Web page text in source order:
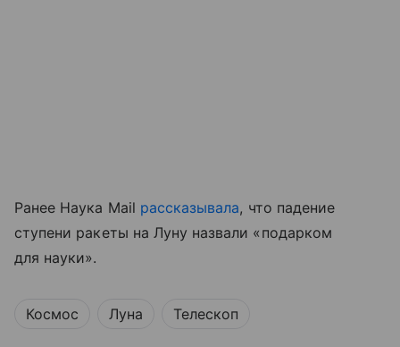
Ранее Наука Mail рассказывала, что падение
ступени ракеты на Луну назвали «подарком
для науки».
Космос Луна Телескоп